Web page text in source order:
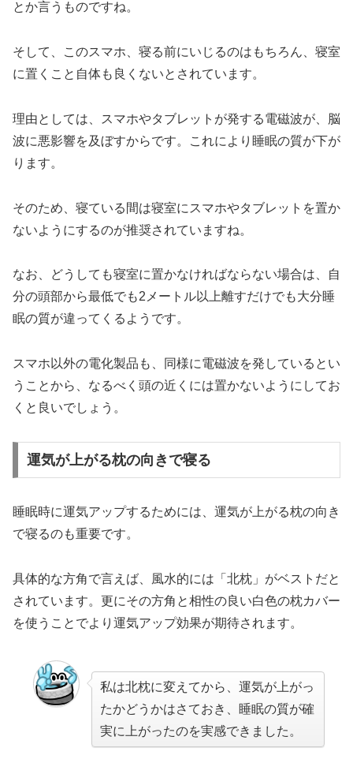
とか言うものですね。
そして、このスマホ、寝る前にいじるのはもちろん、寝室
に置くこと自体も良くないとされています。
理由としては、スマホやタブレットが発する電磁波が、脳
波に悪影響を及ぼすからです。これにより睡眠の質が下が
ります。
そのため、寝ている間は寝室にスマホやタブレットを置か
ないようにするのが推奨されていますね。
なお、どうしても寝室に置かなければならない場合は、自
分の頭部から最低でも2メートル以上離すだけでも大分睡
眠の質が違ってくるようです。
スマホ以外の電化製品も、同様に電磁波を発しているとい
うことから、なるべく頭の近くには置かないようにしてお
くと良いでしょう。
運気が上がる枕の向きで寝る
睡眠時に運気アップするためには、運気が上がる枕の向き
で寝るのも重要です。
具体的な方角で言えば、風水的には「北枕」がベストだと
されています。更にその方角と相性の良い白色の枕カバー
を使うことでより運気アップ効果が期待されます。
私は北枕に変えてから、運気が上がっ
たかどうかはさておき、睡眠の質が確
実に上がったのを実感できました。